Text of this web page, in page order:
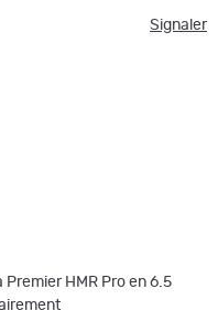
Signaler
HMR Pro en 6.5